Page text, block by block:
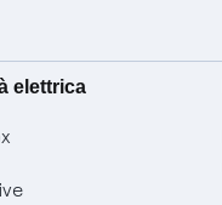
elettrica